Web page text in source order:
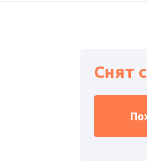
Снят